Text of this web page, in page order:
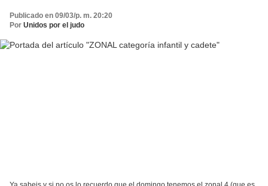
Publicado en 09/03/p. m. 20:20
Por Unidos por el judo